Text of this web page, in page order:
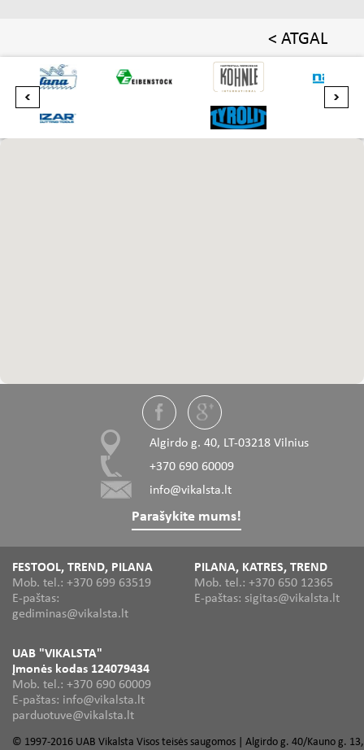
< ATGAL
Algirdo g. 40, LT-03218 Vilnius
+370 690 60009
info@vikalsta.lt
Parašykite mums!
FESTOOL, TREND, PILANA
Mob. tel.: +370 699 63519
E-paštas:
gediminas@vikalsta.lt
PILANA, KATRES, TREND
Mob. tel.: +370 650 12365
E-paštas: sigitas@vikalsta.lt
UAB "VIKALSTA"
Įmonės kodas 124079434
Mob. tel.: +370 690 60009
E-paštas: info@vikalsta.lt
parduotuve@vikalsta.lt
© 1997-2016 UAB Vikalsta Visos teisės saugomos | Algirdo g. 40/Kauno g. 13,